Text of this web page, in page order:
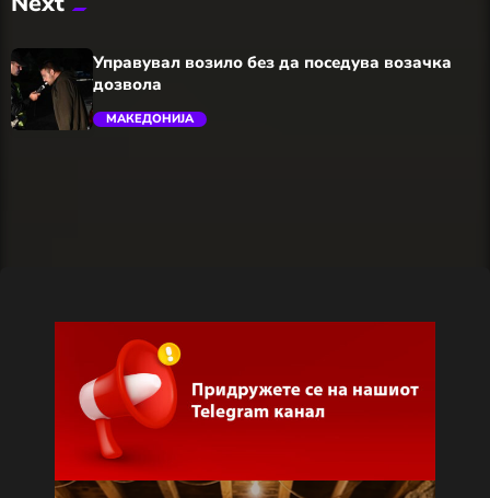
trending_flat
Управувал возило без да поседува возачка
дозвола
МАКЕДОНИЈА